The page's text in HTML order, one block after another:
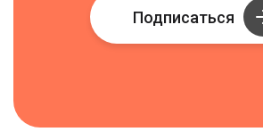
Подписаться